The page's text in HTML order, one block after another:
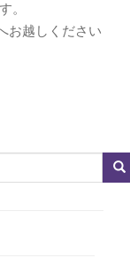
。
お越しください